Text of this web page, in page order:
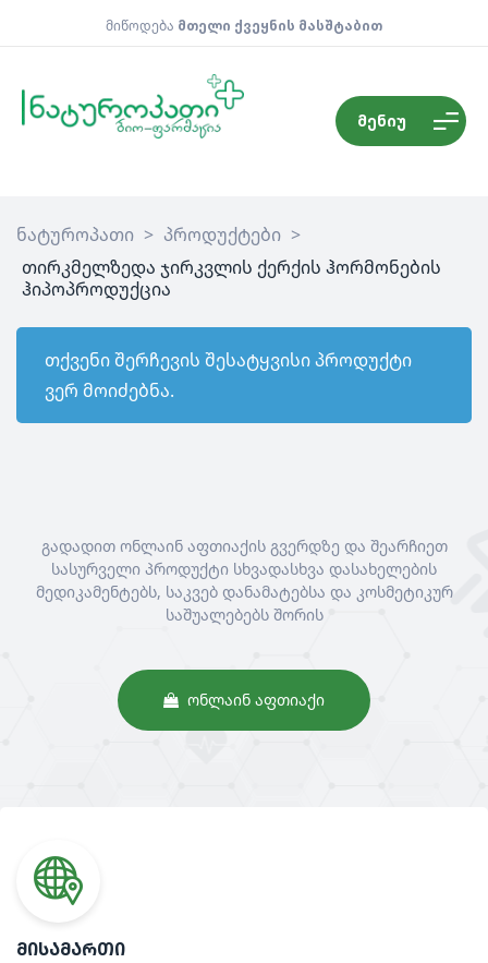
მიწოდება მთელი ქვეყნის მასშტაბით
მენიუ
ნატუროპათი > პროდუქტები >
თირკმელზედა ჯირკვლის ქერქის ჰორმონების
ჰიპოპროდუქცია
თქვენი შერჩევის შესატყვისი პროდუქტი
ვერ მოიძებნა.
გადადით ონლაინ აფთიაქის გვერდზე და შეარჩიეთ
სასურველი პროდუქტი სხვადასხვა დასახელების
მედიკამენტებს, საკვებ დანამატებსა და კოსმეტიკურ
საშუალებებს შორის
ᲝᲜᲚᲐᲘᲜ ᲐᲤᲗᲘᲐᲥᲘ
ᲛᲘᲡᲐᲛᲐᲠᲗᲘ